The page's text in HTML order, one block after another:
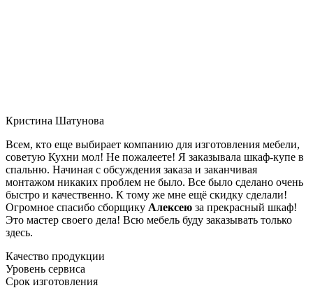
Кристина Шатунова
Всем, кто еще выбирает компанию для изготовления мебели,
советую Кухни мол! Не пожалеете! Я заказывала шкаф-купе в
спальню. Начиная с обсуждения заказа и заканчивая
монтажом никаких проблем не было. Все было сделано очень
быстро и качественно. К тому же мне ещё скидку сделали!
Огромное спасибо сборщику Алексею за прекрасный шкаф!
Это мастер своего дела! Всю мебель буду заказывать только
здесь.
Качество продукции
Уровень сервиса
Срок изготовления